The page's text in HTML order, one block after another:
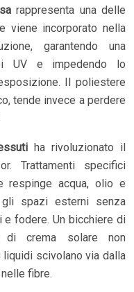
rappresenta una delle
viene incorporato nella
garantendo una
UV e impedendo lo
Il poliestere
tende invece a perdere
ha rivoluzionato il
Trattamenti specifici
respinge acqua, olio e
gli spazi esterni senza
e fodere. Un bicchiere di
di crema solare non
scivolano via dalla
fibre.